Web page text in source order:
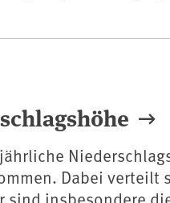
Dabei
sind insbesondere